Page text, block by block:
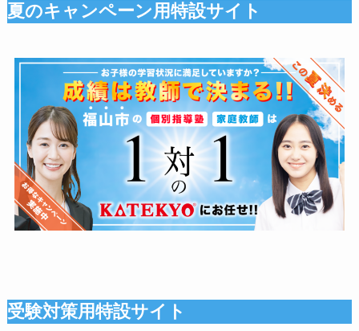
夏のキャンペーン用特設サイト
受験対策用特設サイト